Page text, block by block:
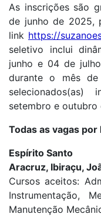
As inscrições são
de junho de 2025,
link https://
seletivo inclui
junho e 04 de
durante o mês de
selecionados(as)
setembro e outubro
Todas as vagas por
Espírito Santo
Aracruz, Ibiraçu,
Cursos aceitos:
Instrumentação,
Manutenção